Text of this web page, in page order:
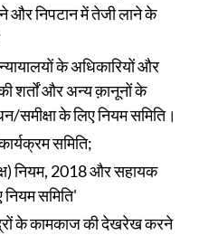
और निपटान में तेजी लाने के
के अधिकारियों और
की शर्तों और अन्य क़ानूनों के
समीक्षा के लिए नियम समिति।
समिति;
नियम, 2018 और सहायक
समिति'
के कामकाज की देखरेख करने